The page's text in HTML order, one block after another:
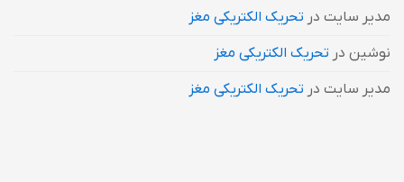
مدیر سایت در تحریک الکتریکی مغز
نوشین در تحریک الکتریکی مغز
مدیر سایت در تحریک الکتریکی مغز